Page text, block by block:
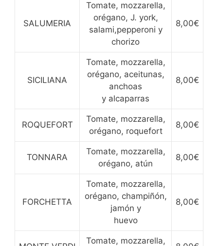
SALUMERIA
Tomate, mozzarella,
orégano, J. york,
salami,pepperoni y
chorizo
8,00€
SICILIANA
Tomate, mozzarella,
orégano, aceitunas,
anchoas
y alcaparras
8,00€
ROQUEFORT
Tomate, mozzarella,
orégano, roquefort
8,00€
TONNARA
Tomate, mozzarella,
orégano, atún
8,00€
FORCHETTA
Tomate, mozzarella,
orégano, champiñón,
jamón y
huevo
8,00€
Tomate, mozzarella,